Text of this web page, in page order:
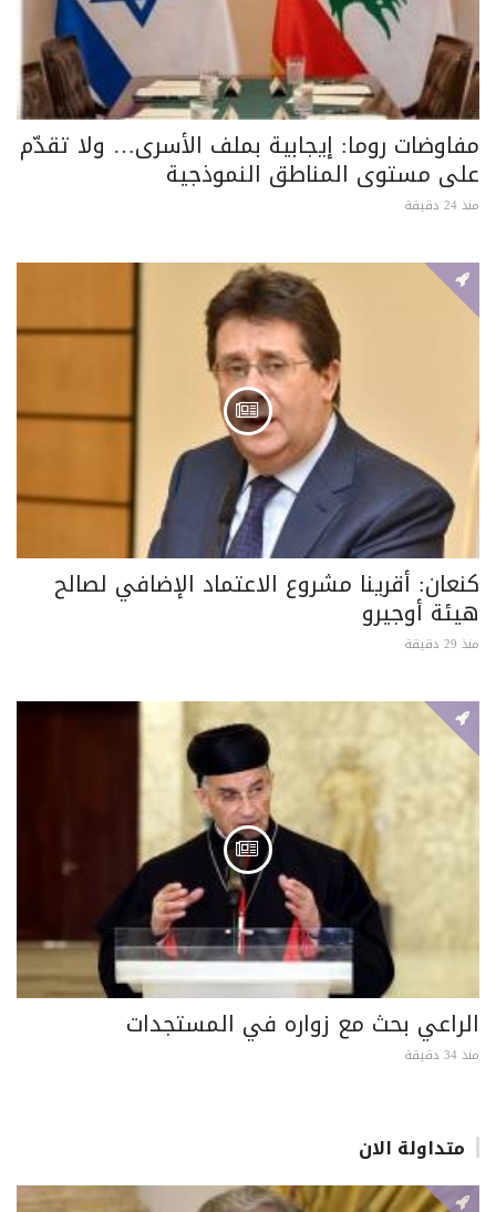
مفاوضات روما: إيجابية بملف الأسرى… ولا تقدّم
على مستوى المناطق النموذجية
منذ 24 دقيقة
كنعان: أقرينا مشروع الاعتماد الإضافي لصالح
هيئة أوجيرو
منذ 29 دقيقة
الراعي بحث مع زواره في المستجدات
منذ 34 دقيقة
متداولة الان